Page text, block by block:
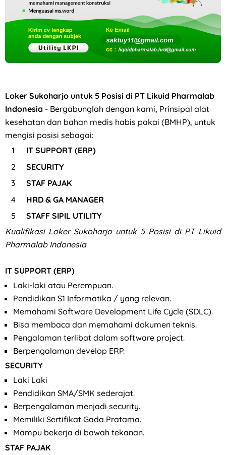
Loker Sukoharjo untuk 5 Posisi di PT Likuid Pharmalab
Indonesia - Bergabunglah dengan kami, Prinsipal alat
kesehatan dan bahan medis habis pakai (BMHP), untuk
mengisi posisi sebagai:
IT SUPPORT (ERP)
SECURITY
STAF PAJAK
HRD & GA MANAGER
STAFF SIPIL UTILITY
Kualifikasi Loker Sukoharjo untuk 5 Posisi di PT Likuid
Pharmalab Indonesia
IT SUPPORT (ERP)
Laki-laki atau Perempuan.
Pendidikan S1 Informatika / yang relevan.
Memahami Software Development Life Cycle (SDLC).
Bisa membaca dan memahami dokumen teknis.
Pengalaman terlibat dalam software project.
Berpengalaman develop ERP.
SECURITY
Laki Laki
Pendidikan SMA/SMK sederajat.
Berpengalaman menjadi security.
Memiliki Sertifikat Gada Pratama.
Mampu bekerja di bawah tekanan.
STAF PAJAK